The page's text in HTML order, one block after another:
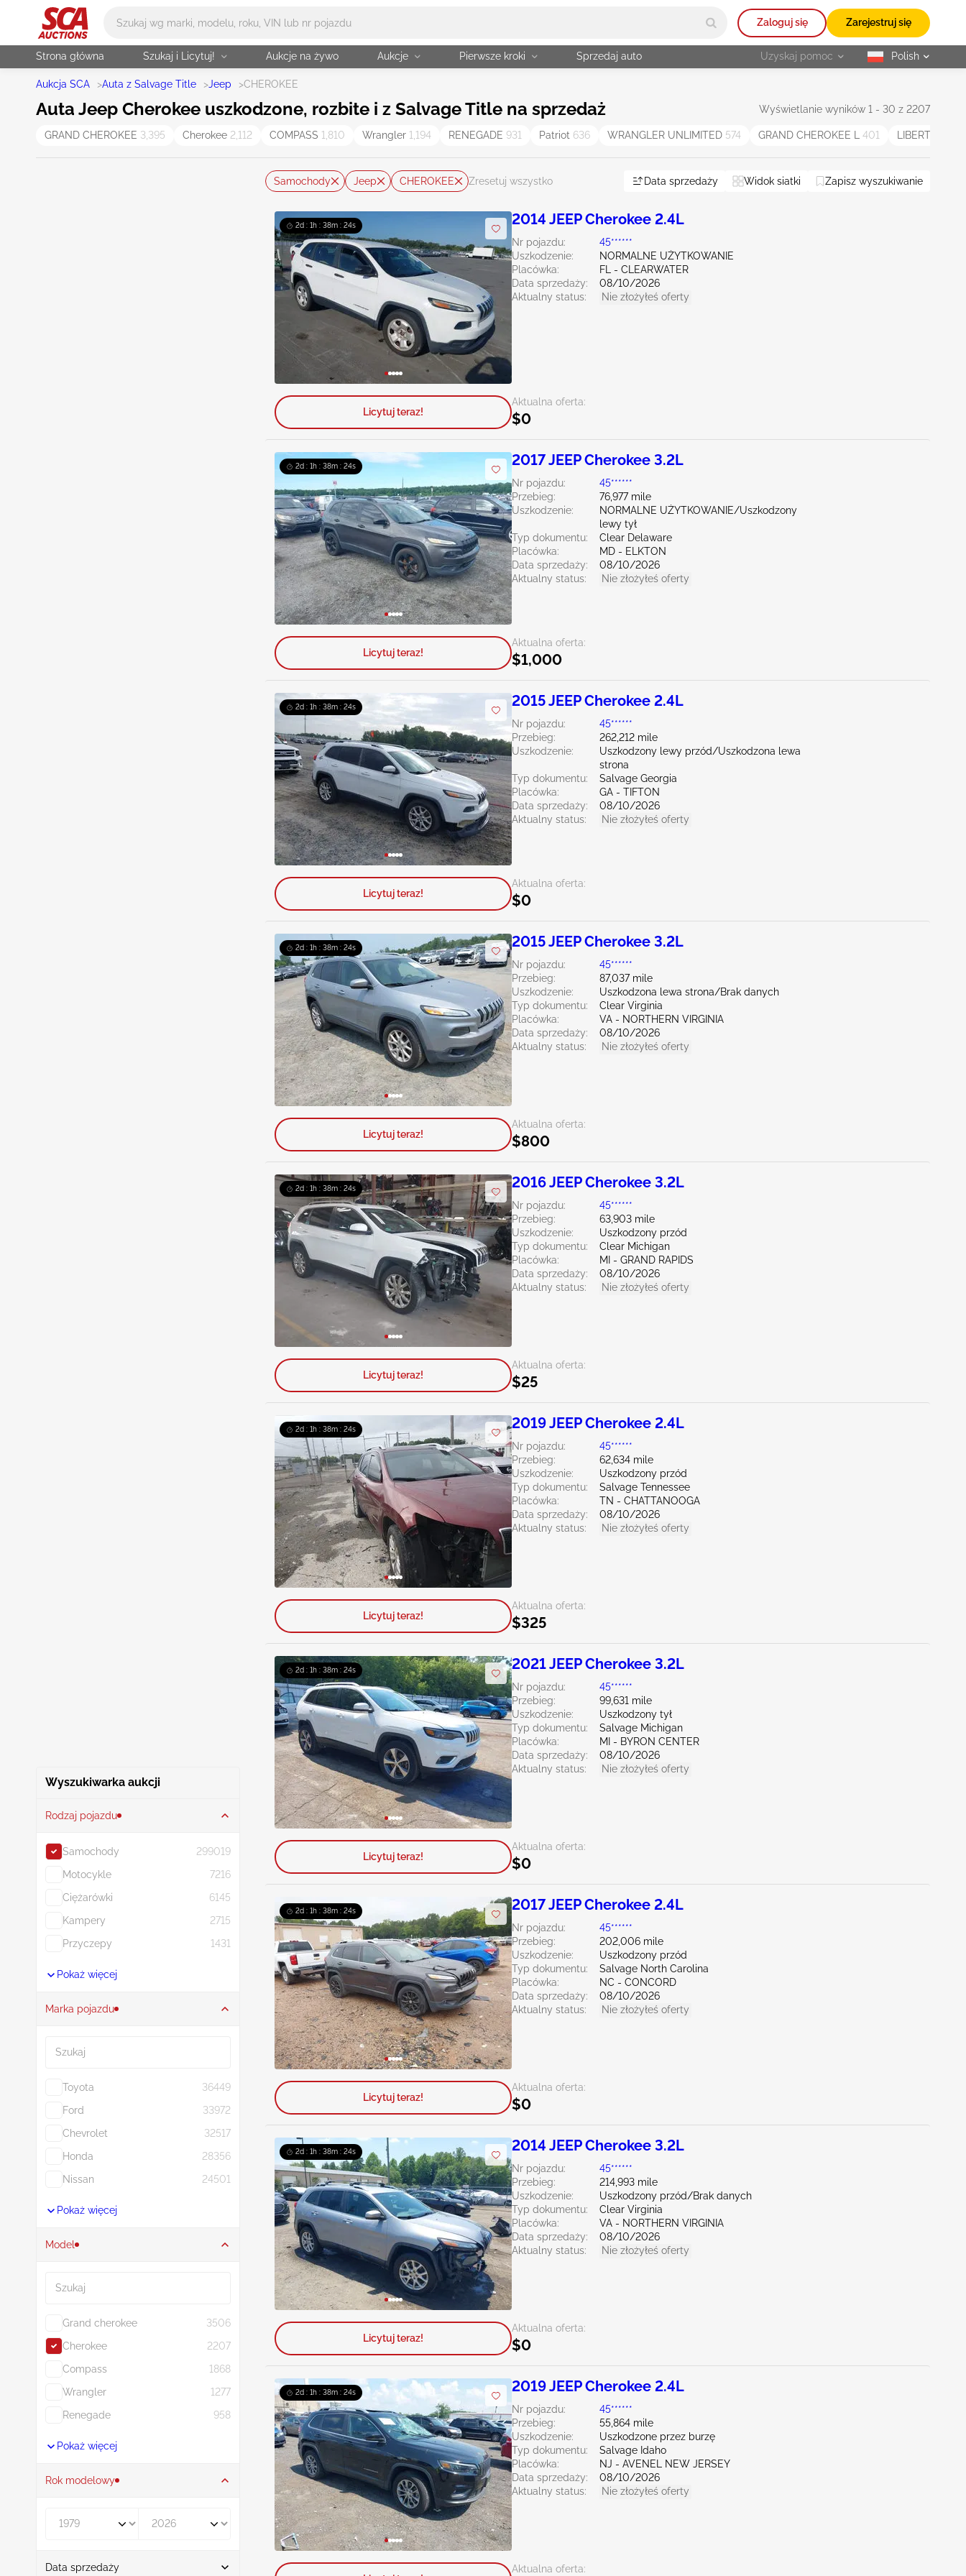
Zaloguj się Zarejestruj się
Strona główna Szukaj i Licytuj! Aukcje na żywo Aukcje Pierwsze kroki Sprzedaj auto Uzyskaj pomoc selected
Polish
Aukcja SCA >Auta z Salvage Title >Jeep >CHEROKEE
Auta Jeep Cherokee uszkodzone, rozbite i z Salvage Title na sprzedaż Wyświetlanie wyników 1 - 30 z 2207
GRAND CHEROKEE 3,395 Cherokee 2,112 COMPASS 1,810 Wrangler 1,194 RENEGADE 931 Patriot 636 WRANGLER UNLIMITED 574 GRAND CHEROKEE L 401 LIBERTY
Wyszukiwarka aukcji
Rodzaj pojazdu
Samochody
299019
Motocykle
7216
Ciężarówki
6145
Kampery
2715
Przyczepy
1431
Pokaż więcej
Marka pojazdu
Toyota
36449
Ford
33972
Chevrolet
32517
Honda
28356
Nissan
24501
Pokaż więcej
Model
Grand cherokee
3506
Cherokee
2207
Compass
1868
Wrangler
1277
Renegade
958
Pokaż więcej
Rok modelowy
Data sprzedaży
Samochody Jeep CHEROKEE Zresetuj wszystko Data sprzedaży Widok siatki Zapisz wyszukiwanie
2d : 1h : 38m : 23s 2014 JEEP Cherokee 2.4L
Nr pojazdu:
45******
Uszkodzenie:
NORMALNE UŻYTKOWANIE
Placówka:
FL - CLEARWATER
Data sprzedaży:
08/10/2026
Aktualny status:
Nie złożyłeś oferty
Aktualna oferta:
$0
Licytuj teraz!
2d : 1h : 38m : 23s 2017 JEEP Cherokee 3.2L
Nr pojazdu:
45******
Przebieg:
76,977 mile
Uszkodzenie:
NORMALNE UŻYTKOWANIE/Uszkodzony
lewy tył
Typ dokumentu:
Clear Delaware
Placówka:
MD - ELKTON
Data sprzedaży:
08/10/2026
Aktualny status:
Nie złożyłeś oferty
Aktualna oferta:
$1,000
Licytuj teraz!
2d : 1h : 38m : 23s 2015 JEEP Cherokee 2.4L
Nr pojazdu:
45******
Przebieg:
262,212 mile
Uszkodzenie:
Uszkodzony lewy przód/Uszkodzona lewa
strona
Typ dokumentu:
Salvage Georgia
Placówka:
GA - TIFTON
Data sprzedaży:
08/10/2026
Aktualny status:
Nie złożyłeś oferty
Aktualna oferta:
$0
Licytuj teraz!
2d : 1h : 38m : 23s 2015 JEEP Cherokee 3.2L
Nr pojazdu:
45******
Przebieg:
87,037 mile
Uszkodzenie:
Uszkodzona lewa strona/Brak danych
Typ dokumentu:
Clear Virginia
Placówka:
VA - NORTHERN VIRGINIA
Data sprzedaży:
08/10/2026
Aktualny status:
Nie złożyłeś oferty
Aktualna oferta:
$800
Licytuj teraz!
2d : 1h : 38m : 23s 2016 JEEP Cherokee 3.2L
Nr pojazdu:
45******
Przebieg:
63,903 mile
Uszkodzenie:
Uszkodzony przód
Typ dokumentu:
Clear Michigan
Placówka:
MI - GRAND RAPIDS
Data sprzedaży:
08/10/2026
Aktualny status:
Nie złożyłeś oferty
Aktualna oferta:
$25
Licytuj teraz!
2d : 1h : 38m : 23s 2019 JEEP Cherokee 2.4L
Nr pojazdu:
45******
Przebieg:
62,634 mile
Uszkodzenie:
Uszkodzony przód
Typ dokumentu:
Salvage Tennessee
Placówka:
TN - CHATTANOOGA
Data sprzedaży:
08/10/2026
Aktualny status:
Nie złożyłeś oferty
Aktualna oferta:
$325
Licytuj teraz!
2d : 1h : 38m : 23s 2021 JEEP Cherokee 3.2L
Nr pojazdu:
45******
Przebieg:
99,631 mile
Uszkodzenie:
Uszkodzony tył
Typ dokumentu:
Salvage Michigan
Placówka:
MI - BYRON CENTER
Data sprzedaży:
08/10/2026
Aktualny status:
Nie złożyłeś oferty
Aktualna oferta:
$0
Licytuj teraz!
2d : 1h : 38m : 23s 2017 JEEP Cherokee 2.4L
Nr pojazdu:
45******
Przebieg:
202,006 mile
Uszkodzenie:
Uszkodzony przód
Typ dokumentu:
Salvage North Carolina
Placówka:
NC - CONCORD
Data sprzedaży:
08/10/2026
Aktualny status:
Nie złożyłeś oferty
Aktualna oferta:
$0
Licytuj teraz!
2d : 1h : 38m : 23s 2014 JEEP Cherokee 3.2L
Nr pojazdu:
45******
Przebieg:
214,993 mile
Uszkodzenie:
Uszkodzony przód/Brak danych
Typ dokumentu:
Clear Virginia
Placówka:
VA - NORTHERN VIRGINIA
Data sprzedaży:
08/10/2026
Aktualny status:
Nie złożyłeś oferty
Aktualna oferta:
$0
Licytuj teraz!
2d : 1h : 38m : 23s 2019 JEEP Cherokee 2.4L
Nr pojazdu:
45******
Przebieg:
55,864 mile
Uszkodzenie:
Uszkodzone przez burzę
Typ dokumentu:
Salvage Idaho
Placówka:
NJ - AVENEL NEW JERSEY
Data sprzedaży:
08/10/2026
Aktualny status:
Nie złożyłeś oferty
Aktualna oferta: